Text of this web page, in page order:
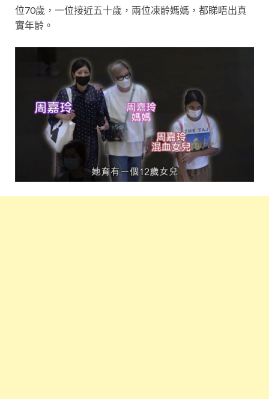
位70歲，一位接近五十歲，兩位凍齡媽媽，都睇唔出真
實年齡。